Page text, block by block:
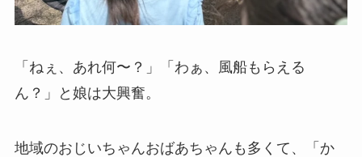
「ねぇ、あれ何〜？」「わぁ、風船もらえる
ん？」と娘は大興奮。
地域のおじいちゃんおばあちゃんも多くて、「か